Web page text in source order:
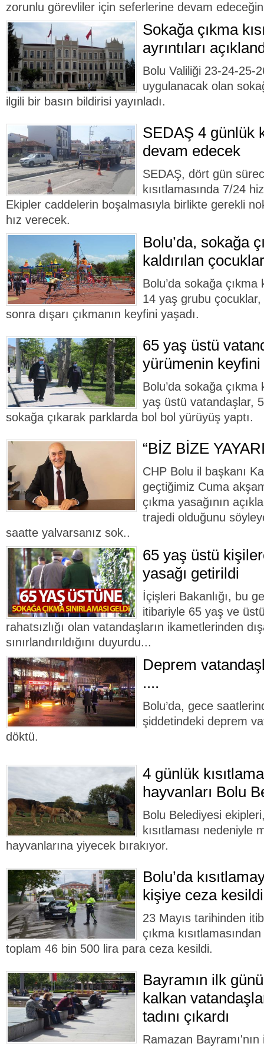
zorunlu görevliler için seferlerine devam
Sokağa çıkma
ayrıntıları
Bolu Valiliği 23-24-25-
uygulanacak olan
ilgili bir basın bildirisi yayınladı.
SEDAŞ 4 günlük
devam edecek
SEDAŞ, dört gün
kısıtlamasında 7/24
Ekipler caddelerin boşalmasıyla birlikte gerekli
hız verecek.
Bolu’da, sokağa
kaldırılan
Bolu’da sokağa çıkma
14 yaş grubu
sonra dışarı çıkmanın keyfini yaşadı.
65 yaş üstü
yürümenin keyfini
Bolu’da sokağa çıkma
yaş üstü vatandaşlar,
sokağa çıkarak parklarda bol bol yürüyüş yaptı.
“BİZ BİZE
CHP Bolu il başkanı
geçtiğimiz Cuma
çıkma yasağının
trajedi olduğunu
saatte yalvarsanız sok..
65 yaş üstü
yasağı getirildi
İçişleri Bakanlığı, bu
itibariyle 65 yaş ve
rahatsızlığı olan vatandaşların ikametlerinden
sınırlandırıldığını duyurdu...
Deprem
....
Bolu’da, gece
şiddetindeki deprem
döktü.
4 günlük
hayvanları Bolu
Bolu Belediyesi
kısıtlaması nedeniyle
hayvanlarına yiyecek bırakıyor.
Bolu’da
kişiye ceza kesildi
23 Mayıs tarihinden
çıkma
toplam 46 bin 500 lira para ceza kesildi.
Bayramın ilk
kalkan
tadını çıkardı
Ramazan